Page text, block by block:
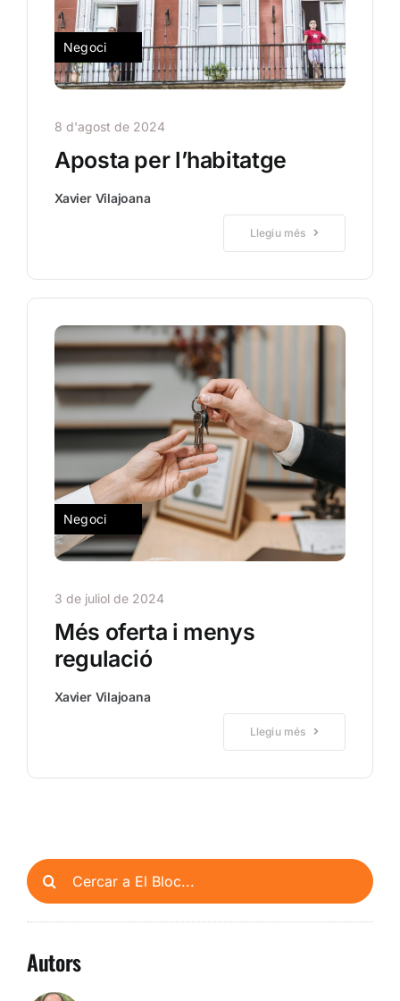
Negoci
8 d'agost de 2024
Aposta per l’habitatge
Xavier Vilajoana
Llegiu més
Negoci
3 de juliol de 2024
Més oferta i menys
regulació
Xavier Vilajoana
Llegiu més
Cerca
…
Autors